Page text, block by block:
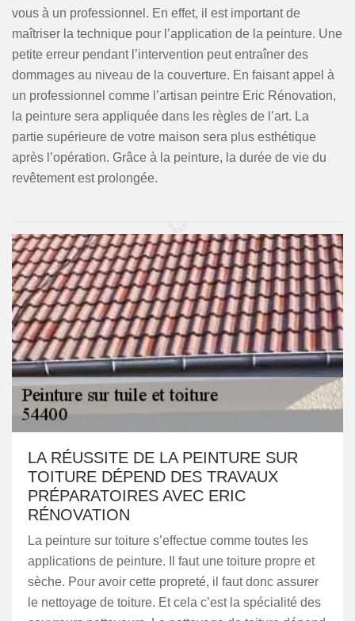
vous à un professionnel. En effet, il est important de
maîtriser la technique pour l’application de la peinture. Une
petite erreur pendant l’intervention peut entraîner des
dommages au niveau de la couverture. En faisant appel à
un professionnel comme l’artisan peintre Eric Rénovation,
la peinture sera appliquée dans les règles de l’art. La
partie supérieure de votre maison sera plus esthétique
après l’opération. Grâce à la peinture, la durée de vie du
revêtement est prolongée.
LA RÉUSSITE DE LA PEINTURE SUR
TOITURE DÉPEND DES TRAVAUX
PRÉPARATOIRES AVEC ERIC
RÉNOVATION
La peinture sur toiture s’effectue comme toutes les
applications de peinture. Il faut une toiture propre et
sèche. Pour avoir cette propreté, il faut donc assurer
le nettoyage de toiture. Et cela c’est la spécialité des